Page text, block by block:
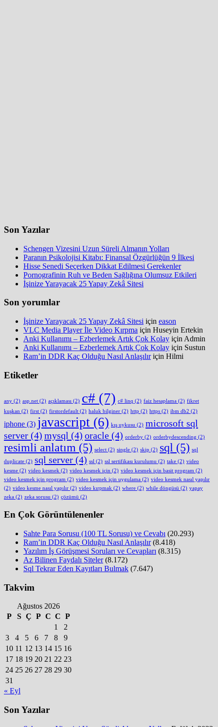
Son Yazılar
Schengen Vizesini Uzun Süreli Almanın Yolları
Paranın Psikolojisi Kitabı: Finansal Özgürlüğün 9 İlkesi
Hisse Senedi Seçerken Dikkat Edilmesi Gerekenler
Pornografinin Ruh ve Beden Sağlığına Olumsuz Etkileri
İşinize Yarayacak 25 Yapay Zekâ Sitesi
Son yorumlar
İşinize Yarayacak 25 Yapay Zekâ Sitesi için eason
VLC Media Player İle Video Kırpma için Huseyin Ertekin
Anki Kullanımı – Ezberlemek Artık Çok Kolay için Admin
Anki Kullanımı – Ezberlemek Artık Çok Kolay için Sustun
Ram’in DDR Kaç Olduğu Nasıl Anlaşılıriçin Hilmi
Etiketler
any (2) asp.net (2) açıklaması (2) c# (7) c# linq (2) faiz hesaplama (2) fikret
kuşkan (2) first (2) firstordefault (2) haluk bilginer (2) http (2) https (2) ibm db2 (2)
iphone (3) javascript (6) kış uykusu (2) microsoft sql
server (4) mysql (4) oracle (4) orderby (2) orderbydescending (2)
resimli anlatım (5) select (2) single (2) skip (2) sql (5) sql
duplicate (2) sql server (4) ssl (2) ssl sertifikası kurulumu (2) take (2) video
kesme (2) video kesmek (2) video kesmek için (2) video kesmek için basit program (2)
video kesmek için program (2) video kesmek için uygulama (2) video kesmek nasıl yapılır
(2) video kesme nasıl yapılır (2) video kırpmak (2) where (2) while döngüsü (2) yapay
zeka (2) zeka sorusu (2) çözümü (2)
En Çok Görüntülenenler
Sahte Para Sorusu (100 TL Sorusu) ve Cevabı (20.293)
Ram’in DDR Kaç Olduğu Nasıl Anlaşılır (8.418)
Yazılım İş Görüşmesi Soruları ve Cevapları (8.315)
Az Bilinen Faydalı Siteler (8.172)
Sql Tekrar Eden Kayıtları Bulmak (7.647)
Takvim
Ağustos 2026
P
S Ç P C C P
1
2
3
4 5 6 7 8
9
10 11 12 13 14 15 16
17 18 19 20 21 22 23
24 25 26 27 28 29 30
31
« Eyl
Son Yazılar